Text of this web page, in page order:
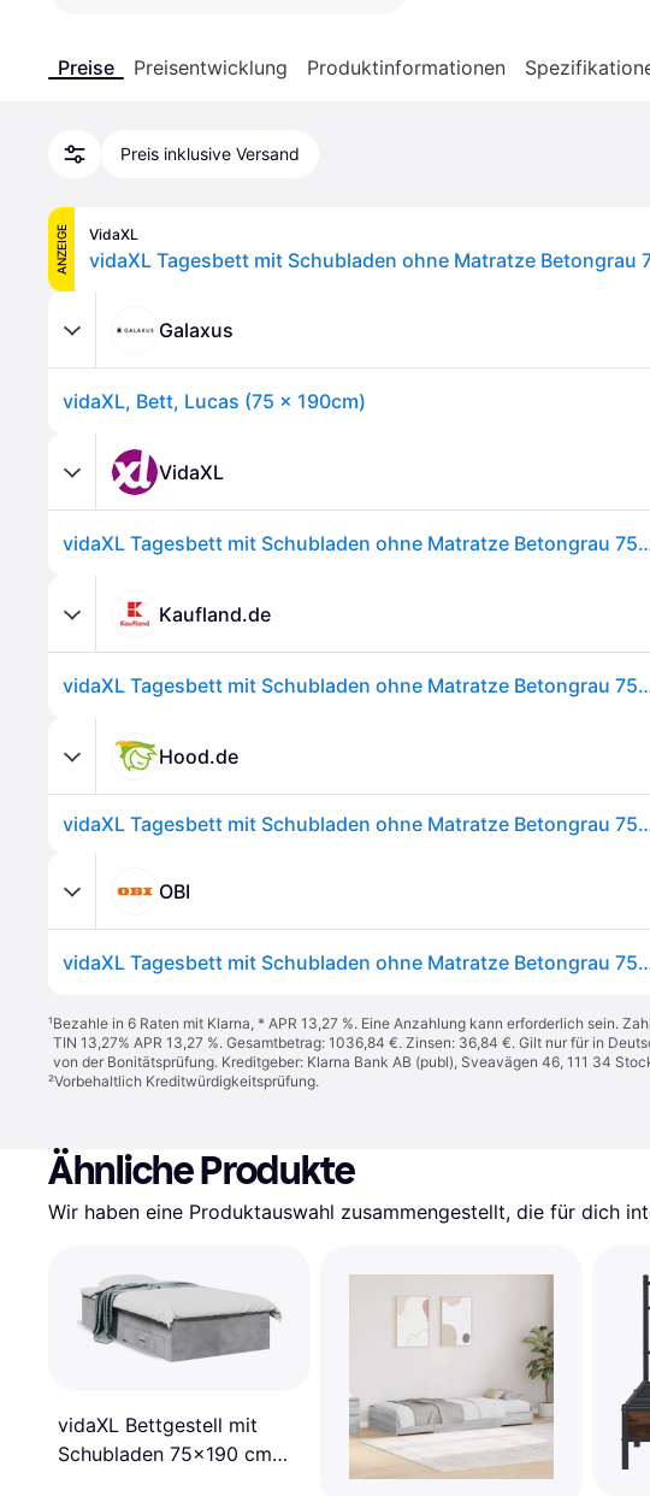
Preise Preisentwicklung Produktinformationen
Preis inklusive Versand
ANZEIGE VidaXL
Galaxus
vidaXL, Bett, Lucas (75 x 190cm)
VidaXL
vidaXL Tagesbett mit Schubladen
Kaufland.de
vidaXL Tagesbett mit Schubladen
Hood.de
vidaXL Tagesbett mit Schubladen
OBI
vidaXL Tagesbett mit Schubladen ohne
¹Bezahle in 6 Raten mit Klarna, * APR 13,27 %. Eine Anzahlung kann erforderlich sein.
TIN 13,27% APR 13,27 %. Gesamtbetrag: 1036,84 €. Zinsen: 36,84 €. Gilt nur für in
von der Bonitätsprüfung. Kreditgeber: Klarna Bank AB (publ), Sveavägen 46, 111 34
²Vorbehaltlich Kreditwürdigkeitsprüfung.
Ähnliche Produkte
Wir haben eine Produktauswahl zusammengestellt, die für dich
vidaXL Bettgestell mit
Schubladen 75x190 cm